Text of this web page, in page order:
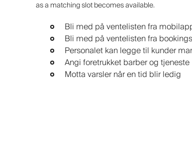
as a matching slot becomes available.
Bli med på ventelisten fra
Bli med på ventelisten fra
Personalet kan legge til kunder
Angi foretrukket barber og tjeneste
Motta varsler når en tid blir ledig